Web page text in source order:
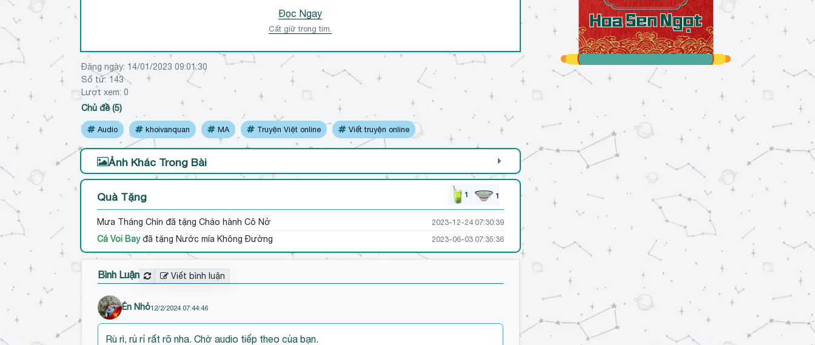
Đọc Ngay
Cất giữ trong tim.
Đăng ngày: 14/01/2023 09:01:30
Số từ: 143
Lượt xem: 0
Chủ đề (5)
Audio khoivanquan MA Truyện Việt online Viết truyện online
Ảnh Khác Trong Bài
Quà Tặng 1 1
Mưa Tháng Chín đã tặng Cháo hành Cô Nở 2023-12-24 07:30:39
Cá Voi Bay đã tặng Nước mía Không Đường 2023-06-03 07:35:36
Bình Luận Viết bình luận
Én Nhỏ12/2/2024 07:44:46
Rù rì, rủ rỉ rất rõ nha. Chờ audio tiếp theo của bạn.